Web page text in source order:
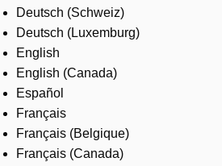
Where to buy
Contact us
Careers
Deutsch (Schweiz)
Deutsch (Luxemburg)
English
English (Canada)
Español
Français
Français (Belgique)
Français (Canada)